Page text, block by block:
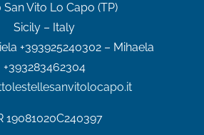
San Vito Lo Capo (TP)
Sicily – Italy
+393925240302 – Mihaela
+393283462304
19081020C240397